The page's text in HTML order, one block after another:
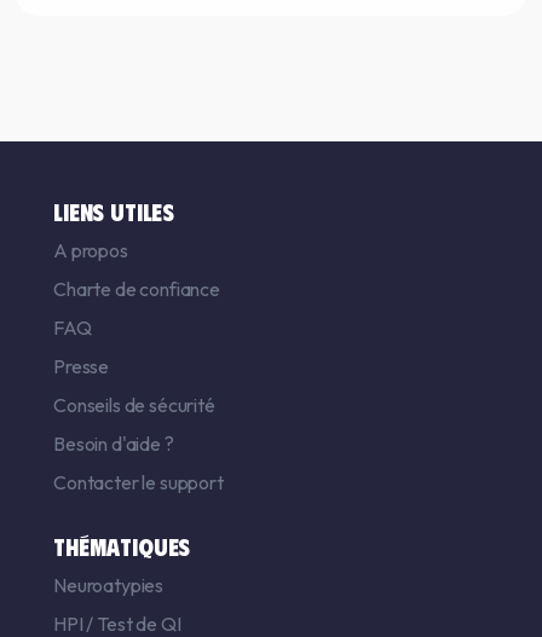
LIENS UTILES
A propos
Charte de confiance
FAQ
Presse
Conseils de sécurité
Besoin d'aide ?
Contacter le support
THÉMATIQUES
Neuroatypies
HPI / Test de QI